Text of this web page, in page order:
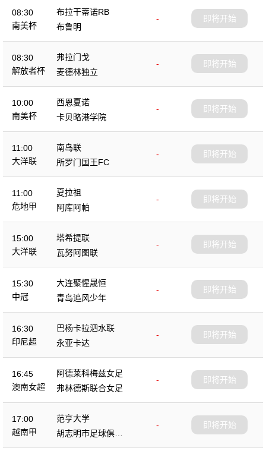
08:30
南美杯
布拉干蒂诺RB
-
布鲁明
即将开始
08:30
解放者杯
弗拉门戈
-
麦德林独立
即将开始
10:00
南美杯
西恩夏诺
-
卡贝略港学院
即将开始
11:00
大洋联
南岛联
-
所罗门国王FC
即将开始
11:00
危地甲
夏拉祖
-
阿库阿帕
即将开始
15:00
大洋联
塔希提联
-
瓦努阿图联
即将开始
15:30
中冠
大连聚惺晟恒
-
青岛追风少年
即将开始
16:30
印尼超
巴杨卡拉泗水联
-
永亚卡达
即将开始
16:45
澳南女超
阿德莱科梅兹女足
-
弗林德斯联合女足
即将开始
17:00
越南甲
范亨大学
-
胡志明市足球俱乐
部
即将开始